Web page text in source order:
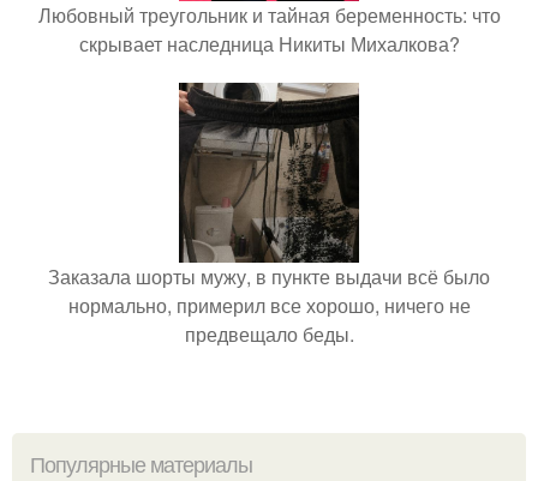
Любовный треугольник и тайная беременность: что
скрывает наследница Никиты Михалкова?
Заказала шорты мужу, в пункте выдачи всё было
нормально, примерил все хорошо, ничего не
предвещало беды.
Популярные материалы